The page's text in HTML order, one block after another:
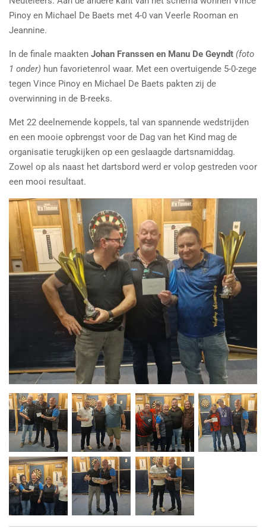
Pinoy en Michael De Baets met 4-0 van Veerle Rooman en
Jeannine.
In de finale maakten Johan Franssen en Manu De Geyndt (foto
1 onder) hun favorietenrol waar. Met een overtuigende 5-0-zege
tegen Vince Pinoy en Michael De Baets pakten zij de
overwinning in de B-reeks.
Met 22 deelnemende koppels, tal van spannende wedstrijden
en een mooie opbrengst voor de Dag van het Kind mag de
organisatie terugkijken op een geslaagde dartsnamiddag.
Zowel op als naast het dartsbord werd er volop gestreden voor
een mooi resultaat.